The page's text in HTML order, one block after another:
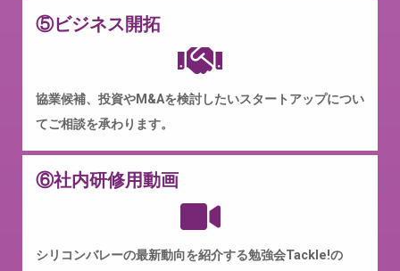
⑤ビジネス開拓
協業候補、投資やM&Aを検討したいスタートアップについ
てご相談を承わります。
⑥社内研修用動画
シリコンバレーの最新動向を紹介する勉強会Tackle!の